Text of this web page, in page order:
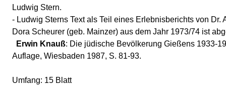
Ludwig Stern.
- Ludwig Sterns Text als Teil eines Erlebnisberichts von Dr.
Dora Scheurer (geb. Mainzer) aus dem Jahr 1973/74 ist
Erwin Knauß: Die jüdische Bevölkerung Gießens 1933-
Auflage, Wiesbaden 1987, S. 81-93.
Umfang: 15 Blatt